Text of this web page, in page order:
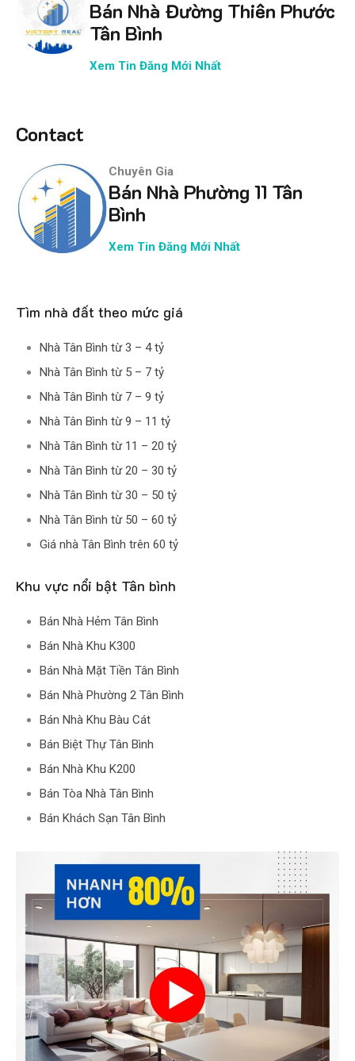
Bán Nhà Đường Thiên Phước
Tân Bình
Xem Tin Đăng Mới Nhất
Contact
Chuyên Gia
Bán Nhà Phường 11 Tân
Bình
Xem Tin Đăng Mới Nhất
Tìm nhà đất theo mức giá
Nhà Tân Bình từ 3 – 4 tỷ
Nhà Tân Bình từ 5 – 7 tỷ
Nhà Tân Bình từ 7 – 9 tỷ
Nhà Tân Bình từ 9 – 11 tỷ
Nhà Tân Bình từ 11 – 20 tỷ
Nhà Tân Bình từ 20 – 30 tỷ
Nhà Tân Bình từ 30 – 50 tỷ
Nhà Tân Bình từ 50 – 60 tỷ
Giá nhà Tân Bình trên 60 tỷ
Khu vực nổi bật Tân bình
Bán Nhà Hẻm Tân Bình
Bán Nhà Khu K300
Bán Nhà Mặt Tiền Tân Bình
Bán Nhà Phường 2 Tân Bình
Bán Nhà Khu Bàu Cát
Bán Biệt Thự Tân Bình
Bán Nhà Khu K200
Bán Tòa Nhà Tân Bình
Bán Khách Sạn Tân Bình